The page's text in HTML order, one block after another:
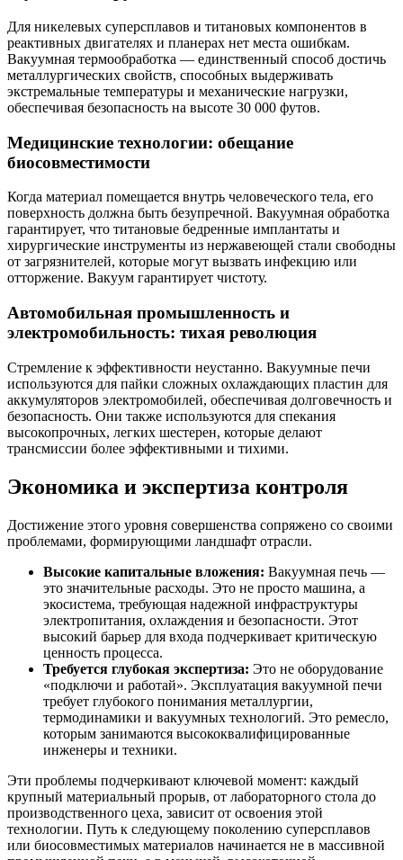
Для никелевых суперсплавов и титановых компонентов в
реактивных двигателях и планерах нет места ошибкам.
Вакуумная термообработка — единственный способ достичь
металлургических свойств, способных выдерживать
экстремальные температуры и механические нагрузки,
обеспечивая безопасность на высоте 30 000 футов.
Медицинские технологии: обещание
биосовместимости
Когда материал помещается внутрь человеческого тела, его
поверхность должна быть безупречной. Вакуумная обработка
гарантирует, что титановые бедренные имплантаты и
хирургические инструменты из нержавеющей стали свободны
от загрязнителей, которые могут вызвать инфекцию или
отторжение. Вакуум гарантирует чистоту.
Автомобильная промышленность и
электромобильность: тихая революция
Стремление к эффективности неустанно. Вакуумные печи
используются для пайки сложных охлаждающих пластин для
аккумуляторов электромобилей, обеспечивая долговечность и
безопасность. Они также используются для спекания
высокопрочных, легких шестерен, которые делают
трансмиссии более эффективными и тихими.
Экономика и экспертиза контроля
Достижение этого уровня совершенства сопряжено со своими
проблемами, формирующими ландшафт отрасли.
Высокие капитальные вложения: Вакуумная печь —
это значительные расходы. Это не просто машина, а
экосистема, требующая надежной инфраструктуры
электропитания, охлаждения и безопасности. Этот
высокий барьер для входа подчеркивает критическую
ценность процесса.
Требуется глубокая экспертиза: Это не оборудование
«подключи и работай». Эксплуатация вакуумной печи
требует глубокого понимания металлургии,
термодинамики и вакуумных технологий. Это ремесло,
которым занимаются высококвалифицированные
инженеры и техники.
Эти проблемы подчеркивают ключевой момент: каждый
крупный материальный прорыв, от лабораторного стола до
производственного цеха, зависит от освоения этой
технологии. Путь к следующему поколению суперсплавов
или биосовместимых материалов начинается не в массивной